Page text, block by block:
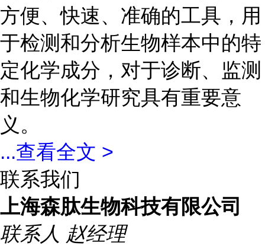
方便、快速、准确的工具，用
于检测和分析生物样本中的特
定化学成分，对于诊断、监测
和生物化学研究具有重要意
义。
...查看全文 >
联系我们
上海森肽生物科技有限公司
联系人 赵经理